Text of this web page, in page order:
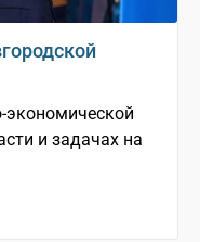
экономической
и задачах на